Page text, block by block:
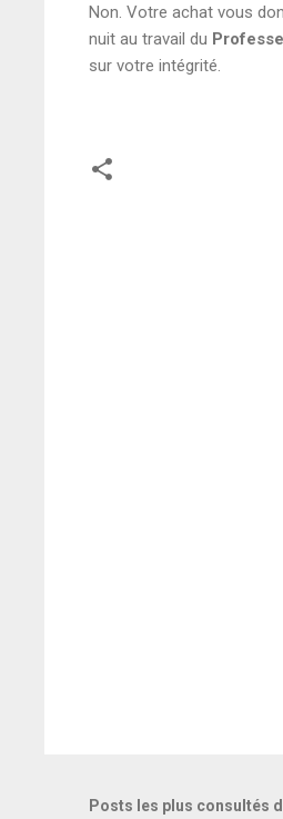
Non. Votre achat vous
nuit au travail du
sur votre intégrité.
Posts les plus consultés